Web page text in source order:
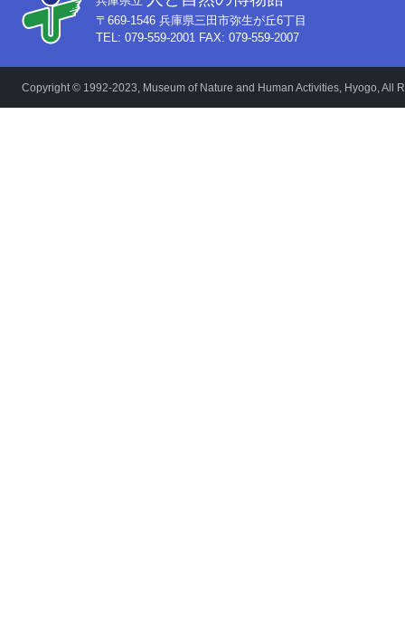
〒669-1546 兵庫県三田市弥生が丘6丁目
TEL: 079-559-2001 FAX: 079-559-2007
Copyright © 1992-2023, Museum of Nature and Human Activities, Hyogo, All